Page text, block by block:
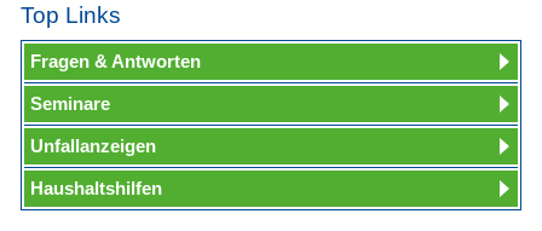
Top Links
Fragen & Antworten
Seminare
Unfallanzeigen
Haushaltshilfen